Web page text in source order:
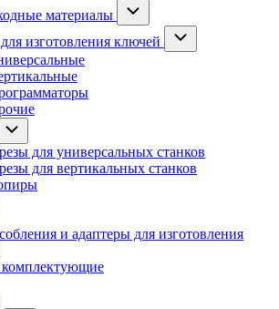
материалы
изготовления ключей
для универсальных станков
для вертикальных станков
и адаптеры для изготовления